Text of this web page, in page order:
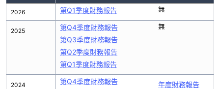
2026
2025
2024
第Q1季度財務報告 無
第Q4季度財務報告
第Q3季度財務報告
第Q2季度財務報告
第Q1季度財務報告
無
第Q4季度財務報告
年度財務報告